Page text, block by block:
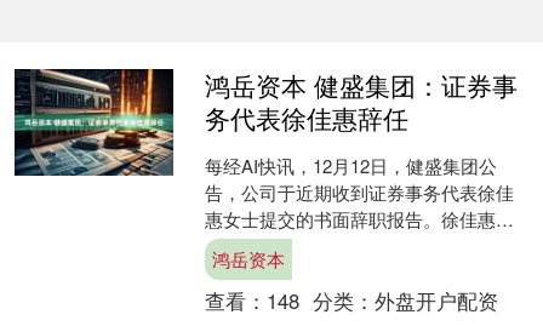
鸿岳资本 健盛集团：证券事
务代表徐佳惠辞任
每经AI快讯，12月12日，健盛集团公
告，公司于近期收到证券事务代表徐佳
惠女士提交的书面辞职报告。徐佳惠女
士因个人原因，申请辞去公司证券事务
代表职务，辞职报告自....
鸿岳资本
查看： 148 分类： 外盘开户配资